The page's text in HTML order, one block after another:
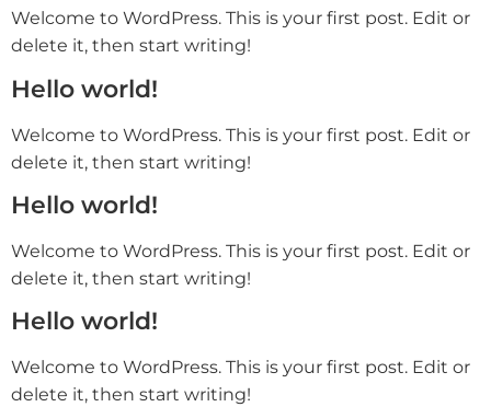
Welcome to WordPress. This is your first post. Edit or
delete it, then start writing!
Hello world!
Welcome to WordPress. This is your first post. Edit or
delete it, then start writing!
Hello world!
Welcome to WordPress. This is your first post. Edit or
delete it, then start writing!
Hello world!
Welcome to WordPress. This is your first post. Edit or
delete it, then start writing!